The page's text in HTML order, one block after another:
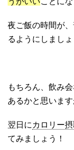
夜ご飯の時間が
るようにしましょ
もちろん、飲み
あるかと思います
翌日に カロリー
てみましょう！